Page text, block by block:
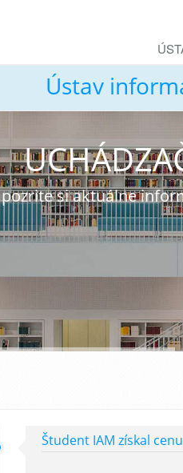
Ústav
pozrite si aktuálne
Študent IAM získal